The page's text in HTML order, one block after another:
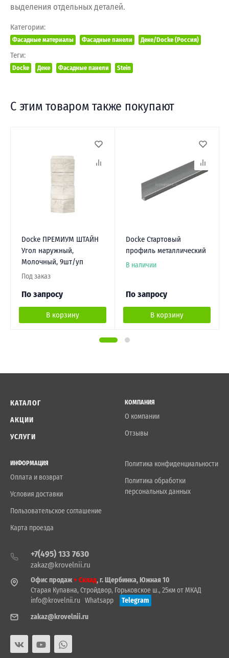
выделения отдельных деталей.
Категории:
Фасадные материалы Фасадные панели Деке/Docke (Россия)
Теги:
Docke Деке Фасадные панели Stein
С этим товаром также покупают
Docke ПРЕМИУМ ШТАЙН
Угол наружный,
Молочный, 9шт/уп
Под заказ
По запросу
В корзину
Docke Стартовый
профиль металлический
В наличии
По запросу
В корзину
КАТАЛОГ
АКЦИИ
УСЛУГИ
КОМПАНИЯ
О компании
Отзывы
ИНФОРМАЦИЯ
Оплата и возврат
Условия доставки
Пользовательское соглашение
Карта проезда
Политика конфиденциальности
Политика обработки
персональных данных
+7(495) 133 7630
zakaz@krovelnii.ru
Офис продаж+ Склад, г. Щербинка, Южная 10
Старая Купавна, Стройдвор, Горьковское ш., 25км от МКАД
info@krovelnii.ru Whatsapp
Telegram
zakaz@krovelnii.ru